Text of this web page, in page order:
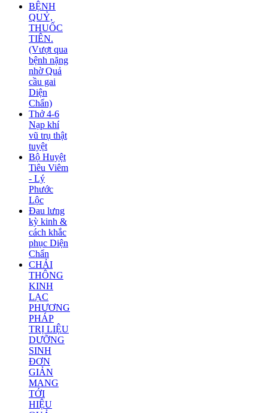
BỆNH
QUỶ,
THUỐC
TIÊN.
(Vượt qua
bệnh nặng
nhờ Quả
cầu gai
Diện
Chẩn)
Thở 4-6
Nạp khí
vũ trụ thật
tuyệt
Bộ Huyệt
Tiêu Viêm
- Lý
Phước
Lộc
Đau lưng
kỳ kinh &
cách khắc
phục Diện
Chẩn
CHẢI
THÔNG
KINH
LẠC
PHƯƠNG
PHÁP
TRỊ LIỆU
DƯỠNG
SINH
ĐƠN
GIẢN
MANG
TỚI
HIỆU